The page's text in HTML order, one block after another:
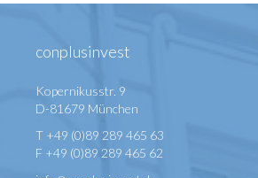
conplusinvest
Kopernikusstr. 9
D-81679 München
T +49 (0)89 289 465 63
F +49 (0)89 289 465 62